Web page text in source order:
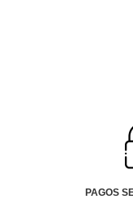
PAGOS